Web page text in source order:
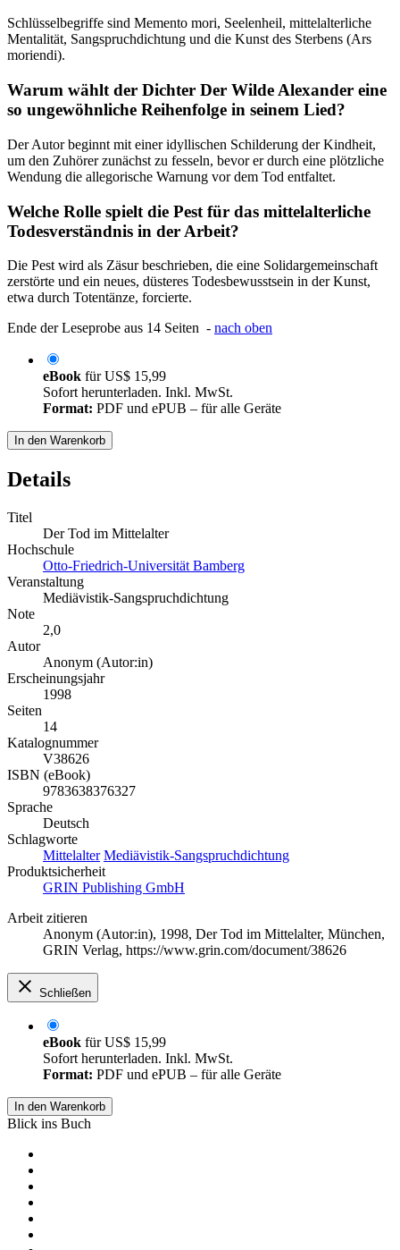
Schlüsselbegriffe sind Memento mori, Seelenheil, mittelalterliche
Mentalität, Sangspruchdichtung und die Kunst des Sterbens (Ars
moriendi).
Warum wählt der Dichter Der Wilde Alexander eine
so ungewöhnliche Reihenfolge in seinem Lied?
Der Autor beginnt mit einer idyllischen Schilderung der Kindheit,
um den Zuhörer zunächst zu fesseln, bevor er durch eine plötzliche
Wendung die allegorische Warnung vor dem Tod entfaltet.
Welche Rolle spielt die Pest für das mittelalterliche
Todesverständnis in der Arbeit?
Die Pest wird als Zäsur beschrieben, die eine Solidargemeinschaft
zerstörte und ein neues, düsteres Todesbewusstsein in der Kunst,
etwa durch Totentänze, forcierte.
Ende der Leseprobe aus 14 Seiten - nach oben
eBook fürUS$ 15,99
Sofort herunterladen. Inkl. MwSt.
Format: PDF und ePUB – für alle Geräte
In den Warenkorb
Details
Titel
Der Tod im Mittelalter
Hochschule
Otto-Friedrich-Universität Bamberg
Veranstaltung
Mediävistik-Sangspruchdichtung
Note
2,0
Autor
Anonym (Autor:in)
Erscheinungsjahr
1998
Seiten
14
Katalognummer
V38626
ISBN (eBook)
9783638376327
Sprache
Deutsch
Schlagworte
Mittelalter Mediävistik-Sangspruchdichtung
Produktsicherheit
GRIN Publishing GmbH
Arbeit zitieren
Anonym (Autor:in), 1998, Der Tod im Mittelalter, München,
GRIN Verlag, https://www.grin.com/document/38626
Schließen
eBook fürUS$ 15,99
Sofort herunterladen. Inkl. MwSt.
Format: PDF und ePUB – für alle Geräte
In den Warenkorb
Blick ins Buch